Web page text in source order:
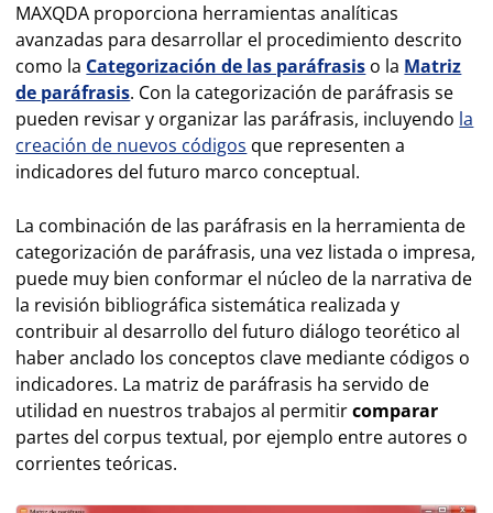
MAXQDA proporciona herramientas analíticas
avanzadas para desarrollar el procedimiento descrito
como la Categorización de las paráfrasis o la Matriz
de paráfrasis. Con la categorización de paráfrasis se
pueden revisar y organizar las paráfrasis, incluyendo la
creación de nuevos códigos que representen a
indicadores del futuro marco conceptual.
La combinación de las paráfrasis en la herramienta de
categorización de paráfrasis, una vez listada o impresa,
puede muy bien conformar el núcleo de la narrativa de
la revisión bibliográfica sistemática realizada y
contribuir al desarrollo del futuro diálogo teorético al
haber anclado los conceptos clave mediante códigos o
indicadores. La matriz de paráfrasis ha servido de
utilidad en nuestros trabajos al permitircomparar
partes del corpus textual, por ejemplo entre autores o
corrientes teóricas.